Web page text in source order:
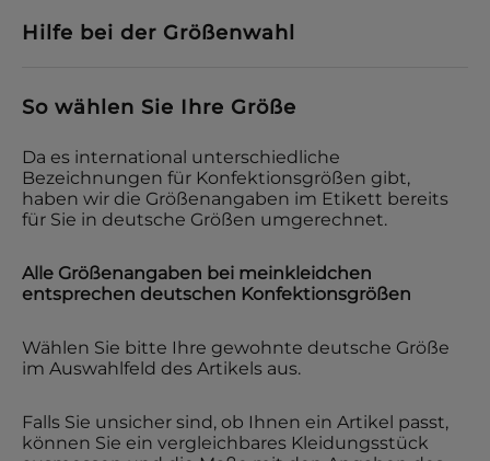
Hilfe bei der Größenwahl
So wählen Sie Ihre Größe
Da es international unterschiedliche
Bezeichnungen für Konfektionsgrößen gibt,
haben wir die Größenangaben im Etikett bereits
für Sie in deutsche Größen umgerechnet.
Alle Größenangaben bei meinkleidchen
entsprechen deutschen Konfektionsgrößen
Wählen Sie bitte Ihre gewohnte deutsche Größe
im Auswahlfeld des Artikels aus.
Falls Sie unsicher sind, ob Ihnen ein Artikel passt,
können Sie ein vergleichbares Kleidungsstück